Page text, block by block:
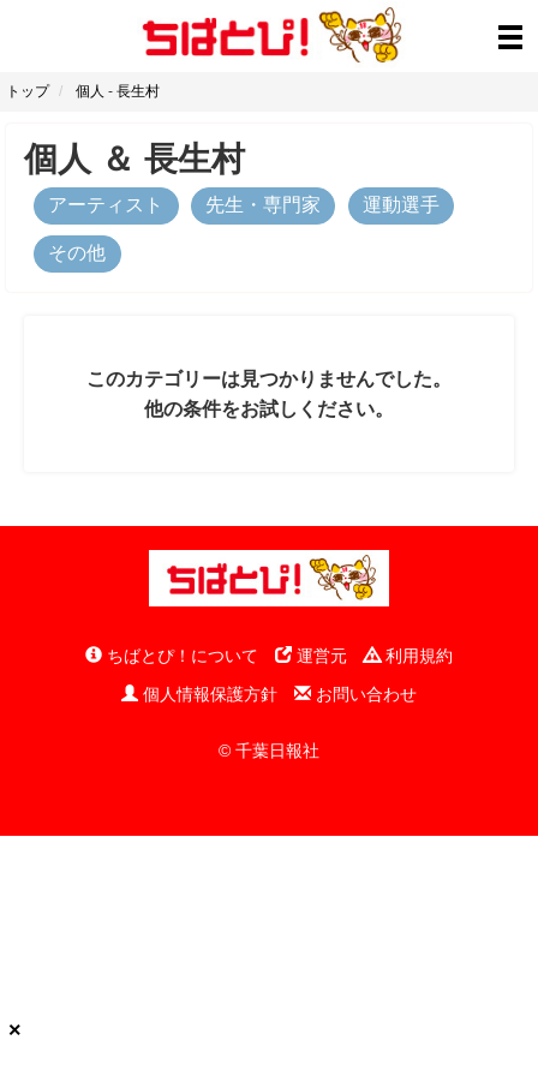
トップ 個人 - 長生村
個人 ＆ 長生村
アーティスト 先生・専門家 運動選手
その他
このカテゴリーは見つかりませんでした。
他の条件をお試しください。
ちばとぴ！について 運営元
利用規約
個人情報保護方針
お問い合わせ
© 千葉日報社
×